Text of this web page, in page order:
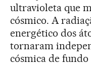
ultravioleta que
cósmico. A
energético dos
tornaram
cósmica de